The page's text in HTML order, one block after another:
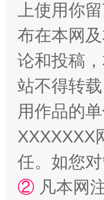
漫山遍野的桃花与
上使用你
布在本网
论和投稿
站不得转
用作品的
XXXXXXX
任。如您
② 凡本网